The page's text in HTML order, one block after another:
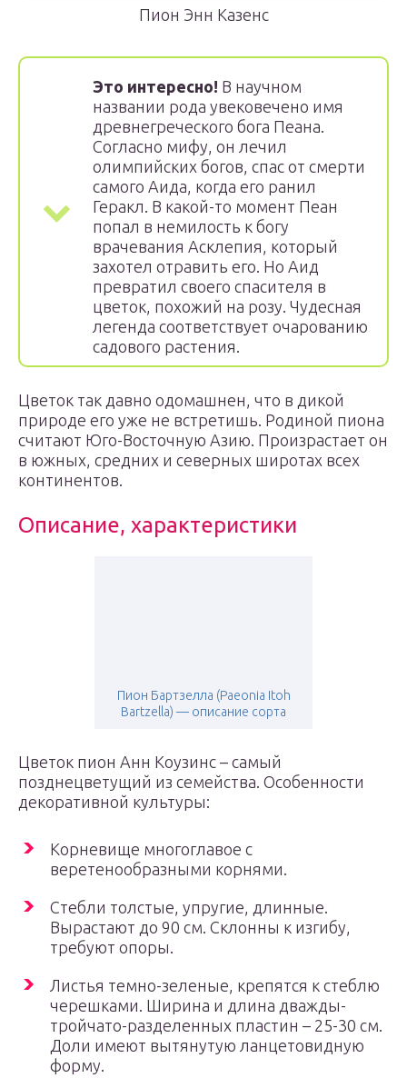
Пион Энн Казенс
Это интересно! В научном
названии рода увековечено имя
древнегреческого бога Пеана.
Согласно мифу, он лечил
олимпийских богов, спас от смерти
самого Аида, когда его ранил
Геракл. В какой-то момент Пеан
попал в немилость к богу
врачевания Асклепия, который
захотел отравить его. Но Аид
превратил своего спасителя в
цветок, похожий на розу. Чудесная
легенда соответствует очарованию
садового растения.
Цветок так давно одомашнен, что в дикой
природе его уже не встретишь. Родиной пиона
считают Юго-Восточную Азию. Произрастает он
в южных, средних и северных широтах всех
континентов.
Описание, характеристики
Пион Бартзелла (Paeonia Itoh
Bartzella) — описание сорта
Цветок пион Анн Коузинс – самый
позднецветущий из семейства. Особенности
декоративной культуры:
Корневище многоглавое с
веретенообразными корнями.
Стебли толстые, упругие, длинные.
Вырастают до 90 см. Склонны к изгибу,
требуют опоры.
Листья темно-зеленые, крепятся к стеблю
черешками. Ширина и длина дважды-
тройчато-разделенных пластин – 25-30 см.
Доли имеют вытянутую ланцетовидную
форму.